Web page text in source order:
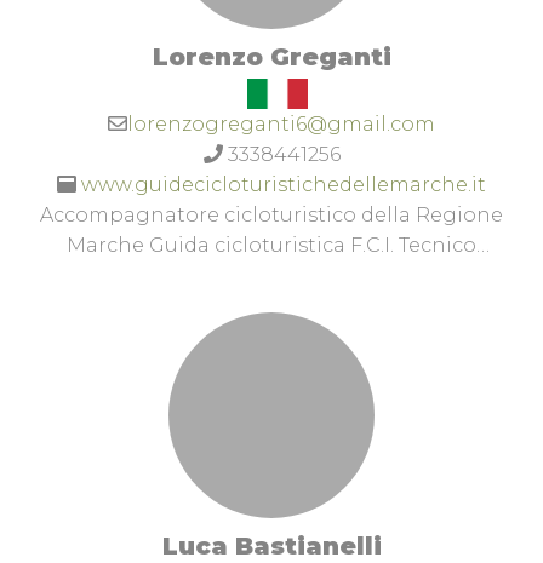
Lorenzo Greganti
lorenzogreganti6@gmail.com
3338441256
www.guidecicloturistichedellemarche.it
Accompagnatore cicloturistico della Regione
Marche Guida cicloturistica F.C.I. Tecnico
Luca Bastianelli